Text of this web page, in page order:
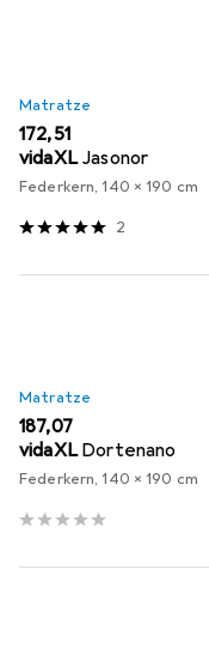
Matratze
EUR
172,51
vidaXL Jasonor
Federkern, 140 x 190 cm
2
Matratze
EUR
187,07
vidaXL Dortenano
Federkern, 140 x 190 cm